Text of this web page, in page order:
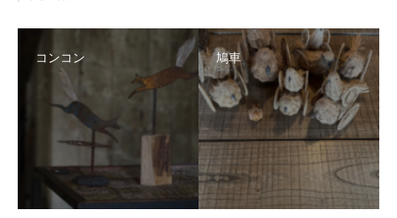
コンコン 鳩車